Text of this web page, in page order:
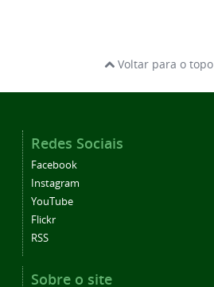
Voltar para o topo
Redes Sociais
Facebook
Instagram
YouTube
Flickr
RSS
Sobre o site